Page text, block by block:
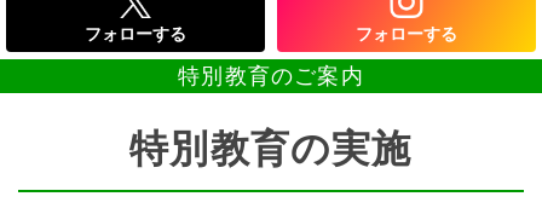
フォローする フォローする
特別教育のご案内
特別教育の実施